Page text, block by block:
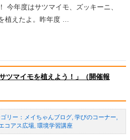
今年度はサツマイモ、ズッキーニ、
植えたよ。昨年度 …
ツマイモを植えよう！」（開催報
メイちゃんブログ, 学びのコーナー,
コアス広場, 環境学習講座